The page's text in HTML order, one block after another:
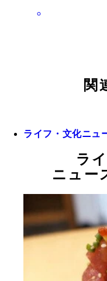
関
ライフ・文化ニュ
ラ
ニュー